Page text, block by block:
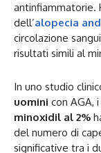
antinfiammatorie.
dell’alopecia
circolazione
risultati simili al
In uno studio
uomini con AGA,
minoxidil al 2%
del numero di
significative tra i